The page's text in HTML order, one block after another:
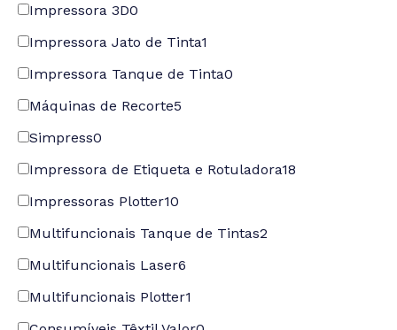
Impressora 3D0
Impressora Jato de Tinta1
Impressora Tanque de Tinta0
Máquinas de Recorte5
Simpress0
Impressora de Etiqueta e Rotuladora18
Impressoras Plotter10
Multifuncionais Tanque de Tintas2
Multifuncionais Laser6
Multifuncionais Plotter1